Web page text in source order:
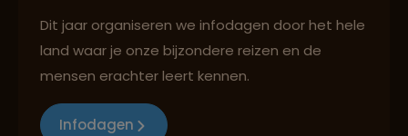
Dit jaar organiseren we infodagen door het hele
land waar je onze bijzondere reizen en de
mensen erachter leert kennen.
Infodagen